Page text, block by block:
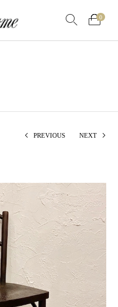
0
PREVIOUS NEXT